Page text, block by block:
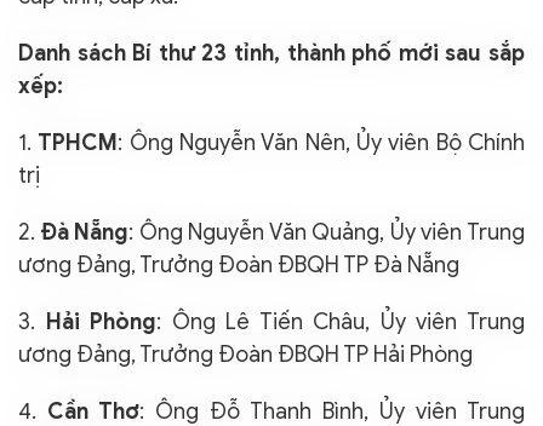
Danh sách Bí thư 23 tỉnh, thành phố mới sau sắp
xếp:
1. TPHCM : Ông Nguyễn Văn Nên, Ủy viên Bộ Chính
trị
2. Đà Nẵng: Ông Nguyễn Văn Quảng, Ủy viên Trung
ương Đảng, Trưởng Đoàn ĐBQH TP Đà Nẵng
3. Hải Phòng: Ông Lê Tiến Châu, Ủy viên Trung
ương Đảng, Trưởng Đoàn ĐBQH TP Hải Phòng
4. Cần Thơ: Ông Đỗ Thanh Bình, Ủy viên Trung